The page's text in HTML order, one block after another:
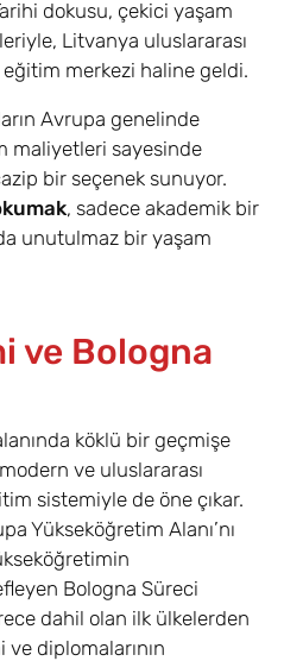
dokusu, çekici yaşam
Litvanya uluslararası
merkezi haline geldi.
Avrupa genelinde
maliyetleri sayesinde
bir seçenek sunuyor.
, sadece akademik bir
unutulmaz bir yaşam
ve Bologna
köklü bir geçmişe
ve uluslararası
sistemiyle de öne çıkar.
Yükseköğretim Alanı’nı
Bologna Süreci
dahil olan ilk ülkelerden
diplomalarının